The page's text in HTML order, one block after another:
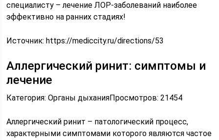
специалисту – лечение ЛОР-заболеваний наиболее
эффективно на ранних стадиях!
Источник:https://mediccity.ru/directions/53
Аллергический ринит: симптомы и
лечение
Категория: Органы дыханияПросмотров: 21454
Аллергический ринит – патологический процесс,
характерными симптомами которого являются частое